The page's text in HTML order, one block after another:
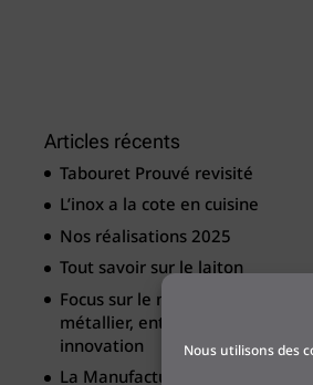
Nous utilisons des
Articles récents
Tabouret Prouvé revisité
L’inox a la cote en cuisine
Nos réalisations 2025
Tout savoir sur le laiton
Focus sur le métier de
métallier, entre tradition et
innovation
La Manufacture du Métal